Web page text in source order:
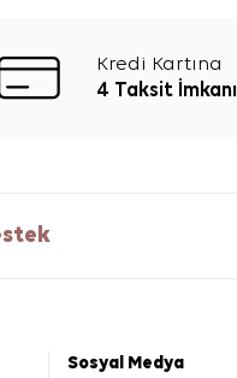
Kredi Kartına
4 Taksit İmkanı
Sosyal Medya